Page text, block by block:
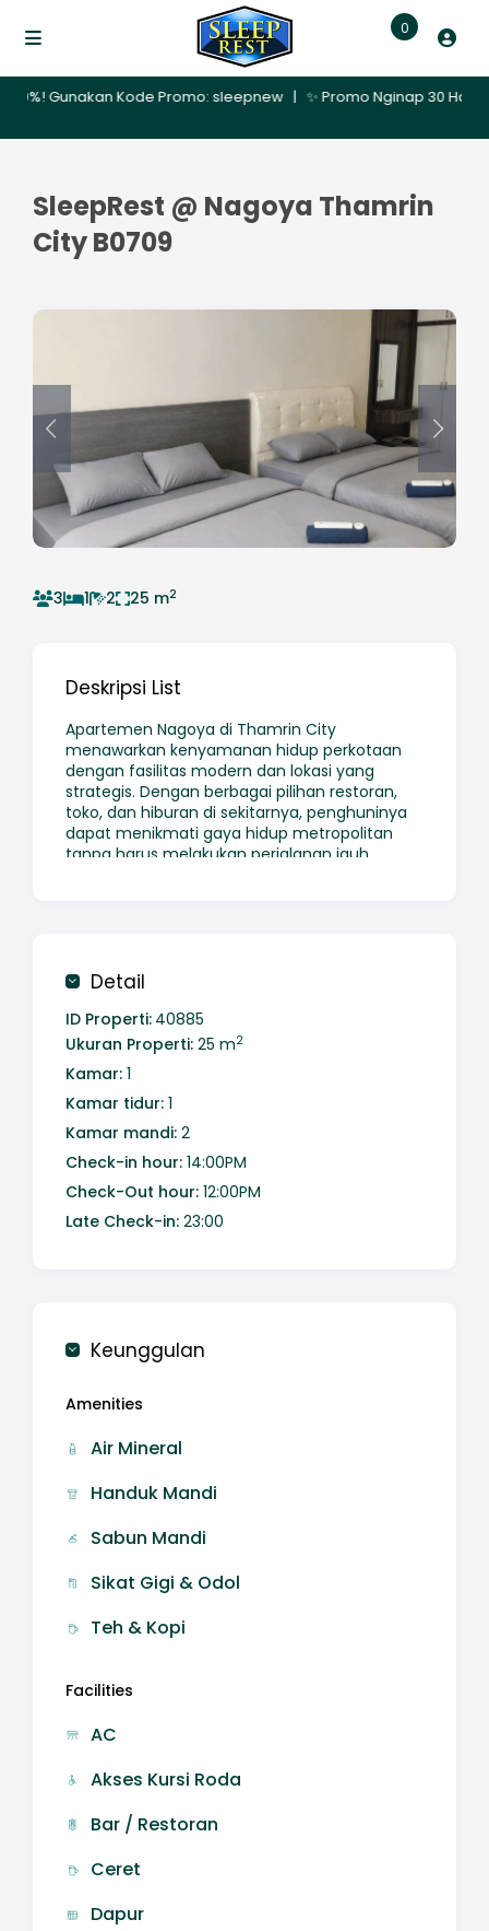
Kode Promo: sleepnew | ✨ Promo Nginap 30 Hari –
0
SleepRest @ Nagoya Thamrin
City B0709
3 1 2 25 m2
Deskripsi List
Apartemen Nagoya di Thamrin City
menawarkan kenyamanan hidup perkotaan
dengan fasilitas modern dan lokasi yang
strategis. Dengan berbagai pilihan restoran,
toko, dan hiburan di sekitarnya, penghuninya
dapat menikmati gaya hidup metropolitan
tanpa harus melakukan perjalanan jauh.
Detail
ID Properti: 40885
Ukuran Properti: 25 m2
Kamar: 1
Kamar tidur: 1
Kamar mandi: 2
Check-in hour: 14:00PM
Check-Out hour: 12:00PM
Late Check-in: 23:00
Keunggulan
Amenities
Air Mineral
Handuk Mandi
Sabun Mandi
Sikat Gigi & Odol
Teh & Kopi
Facilities
AC
Akses Kursi Roda
Bar / Restoran
Ceret
Dapur